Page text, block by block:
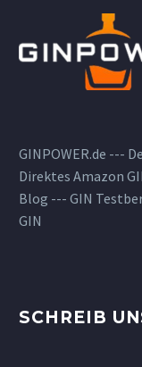
GINPOWER.de ---
Direktes Amazon
Blog --- GIN
GIN
SCHREIB